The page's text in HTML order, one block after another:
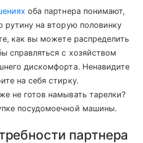
оба партнера понимают,
рутину на вторую половинку
как вы можете распределить
справляться с хозяйством
дискомфорта. Ненавидите
на себя стирку.
не готов намывать тарелки?
посудомоечной машины.
партнера